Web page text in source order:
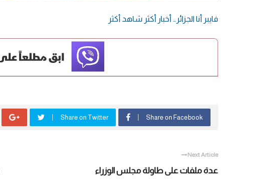
فايبر أنا الجزائر… أخبار أكثر شاهد أكثر
Share on Facebook
Share on Twitter
Next Article
عدة ملفات على طاولة مجلس الوزراء